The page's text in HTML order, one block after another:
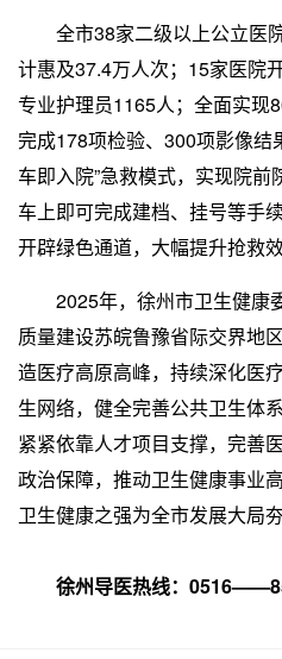
全市38家二级以上公立医院
计惠及37.4万人次；15家医院
专业护理员1165人；全面实现
完成178项检验、300项影像结
车即入院”急救模式，实现院
车上即可完成建档、挂号等手
开辟绿色通道，大幅提升抢救效
2025年，徐州市卫生健康
质量建设苏皖鲁豫省际交界地
造医疗高原高峰，持续深化医
生网络，健全完善公共卫生体
紧紧依靠人才项目支撑，完善
政治保障，推动卫生健康事业
卫生健康之强为全市发展大局夯
徐州导医热线：